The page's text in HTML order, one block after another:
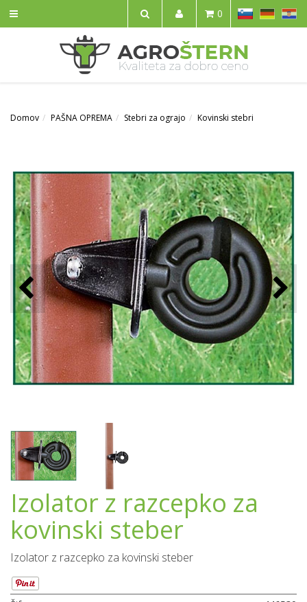
IŠČI
SL HR
0
Domov PAŠNA OPREMA Stebri za ograjo Kovinski stebri
Izolator z razcepko za
kovinski steber
Izolator z razcepko za kovinski steber